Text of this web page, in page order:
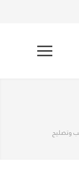
96522094040 تركيب وتصليح